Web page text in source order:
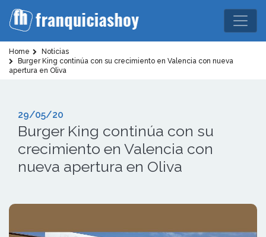
Home
Noticias
Burger King continúa con su crecimiento en Valencia con nueva
apertura en Oliva
29/05/20
Burger King continúa con su
crecimiento en Valencia con
nueva apertura en Oliva